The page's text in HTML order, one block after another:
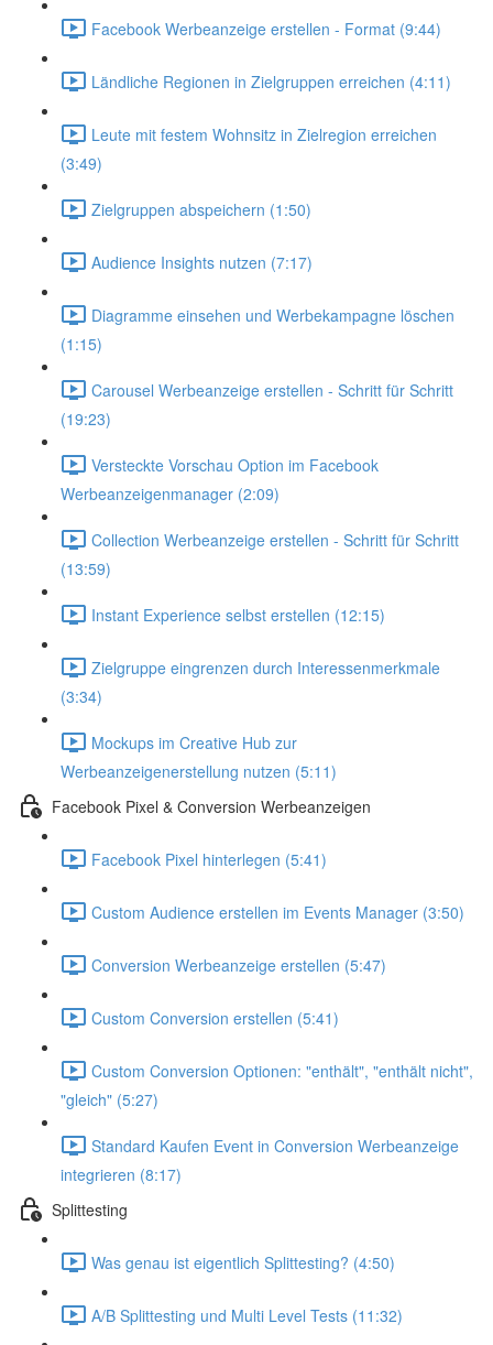
Facebook Werbeanzeige erstellen - Format (9:44)
Ländliche Regionen in Zielgruppen erreichen (4:11)
Leute mit festem Wohnsitz in Zielregion erreichen
(3:49)
Zielgruppen abspeichern (1:50)
Audience Insights nutzen (7:17)
Diagramme einsehen und Werbekampagne löschen
(1:15)
Carousel Werbeanzeige erstellen - Schritt für Schritt
(19:23)
Versteckte Vorschau Option im Facebook
Werbeanzeigenmanager (2:09)
Collection Werbeanzeige erstellen - Schritt für Schritt
(13:59)
Instant Experience selbst erstellen (12:15)
Zielgruppe eingrenzen durch Interessenmerkmale
(3:34)
Mockups im Creative Hub zur
Werbeanzeigenerstellung nutzen (5:11)
Facebook Pixel & Conversion Werbeanzeigen
Facebook Pixel hinterlegen (5:41)
Custom Audience erstellen im Events Manager (3:50)
Conversion Werbeanzeige erstellen (5:47)
Custom Conversion erstellen (5:41)
Custom Conversion Optionen: "enthält", "enthält nicht",
"gleich" (5:27)
Standard Kaufen Event in Conversion Werbeanzeige
integrieren (8:17)
Splittesting
Was genau ist eigentlich Splittesting? (4:50)
A/B Splittesting und Multi Level Tests (11:32)